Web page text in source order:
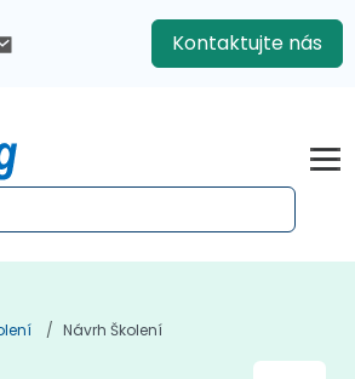
Kontaktujte nás
Návrh Školení